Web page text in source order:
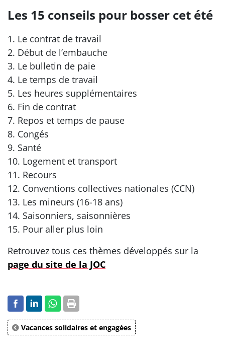
Les 15 conseils pour bosser cet été
1. Le contrat de travail
2. Début de l’embauche
3. Le bulletin de paie
4. Le temps de travail
5. Les heures supplémentaires
6. Fin de contrat
7. Repos et temps de pause
8. Congés
9. Santé
10. Logement et transport
11. Recours
12. Conventions collectives nationales (CCN)
13. Les mineurs (16-18 ans)
14. Saisonniers, saisonnières
15. Pour aller plus loin
Retrouvez tous ces thèmes développés sur la
page du site de la JOC
Vacances solidaires et engagées